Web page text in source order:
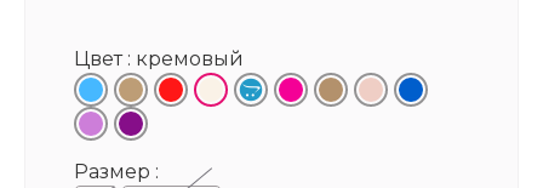
Цвет : кремовый
Размер :